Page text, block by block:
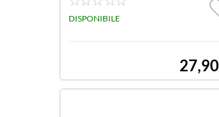
DISPONIBILE
27,90